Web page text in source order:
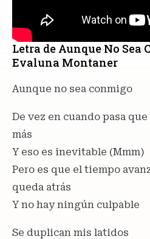
Letra de Aunque No Sea
Evaluna Montaner
Aunque no sea conmigo
De vez en cuando pasa
más
Y eso es inevitable (Mmm)
Pero es que el tiempo
queda atrás
Y no hay ningún culpable
Se duplican mis latidos